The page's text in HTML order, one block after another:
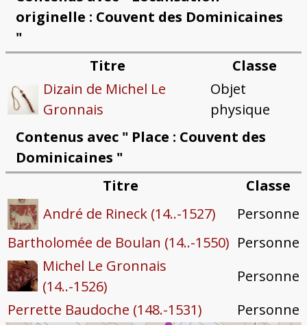
originelle : Couvent des Dominicaines
"
Titre
Classe
Dizain de Michel Le
Gronnais
Objet
physique
Contenus avec " Place : Couvent des
Dominicaines "
Titre
Classe
André de Rineck (14..-1527)
Personne
Bartholomée de Boulan (14..-1550) Personne
Michel Le Gronnais
(14..-1526)
Personne
Perrette Baudoche (148.-1531)
Personne